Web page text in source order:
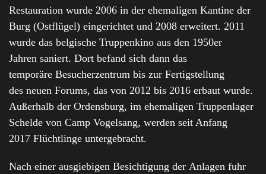
Restauration wurde 2006 in der ehemaligen Kantine der
Burg (Ostflügel) eingerichtet und 2008 erweitert. 2011
wurde das belgische Truppenkino aus den 1950er
Jahren saniert. Dort befand sich dann das
temporäre Besucherzentrum bis zur Fertigstellung
des neuen Forums, das von 2012 bis 2016 erbaut wurde.
Außerhalb der Ordensburg, im ehemaligen Truppenlager
Schelde von Camp Vogelsang, werden seit Anfang
2017 Flüchtlinge untergebracht.
Nach einer ausgiebigen Besichtigung der Anlagen fuhr